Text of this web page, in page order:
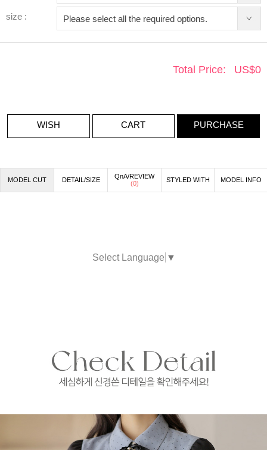
size :
Total Price: US$0
WISH CART PURCHASE
MODEL CUT DETAIL/SIZE
QnA/REVIEW
(0) STYLED WITH MODEL INFO
Select Language ▼